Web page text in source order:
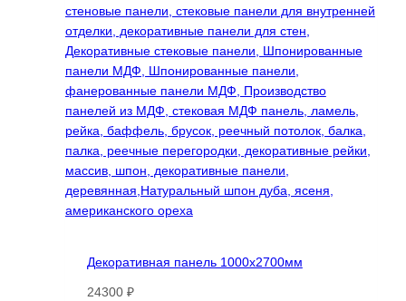
можно
выбрать
на
странице
товара.
Декоративная панель 1000х2700мм
24300 ₽